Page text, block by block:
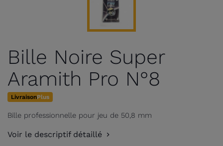
Bille Noire Super
Aramith Pro N°8
LivraisonPlus
Bille professionnelle pour jeu de 50,8 mm
Voir le descriptif détaillé